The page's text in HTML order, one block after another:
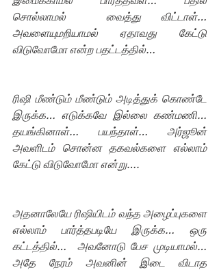
சொல்லாமல்  வைத்து விட்டாள்…
அவளையுமறியாமல் ஏதாவது கேட்டு
விடுவோமோ என்ற பதட்டத்தில்…
ரிஷி மீண்டும் மீண்டும் அடித்துக் கொண்டே
இருக்க… எடுக்கவே இல்லை கண்மணி…
தயங்கினாள்… பயந்தாள்… அர்ஜூன்
அவளிடம் சொன்ன தகவல்களை எல்லாம்
கேட்டு விடுவோமோ என்று….
அதனாலேயே ரிஷியிடம் வந்த அழைப்புகளை
எல்லாம் பார்த்தபடியே இருக்க… ஒரு
கட்டத்தில்…  அவனோடு பேச முடியாமல்…
அதே நேரம் அவனின் இடை விடாத